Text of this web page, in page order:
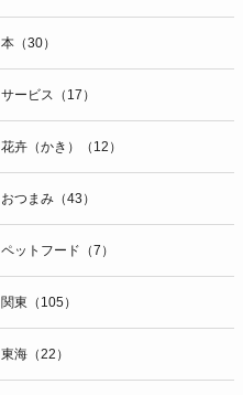
本（30）
サービス（17）
花卉（かき）（12）
おつまみ（43）
ペットフード（7）
関東（105）
東海（22）